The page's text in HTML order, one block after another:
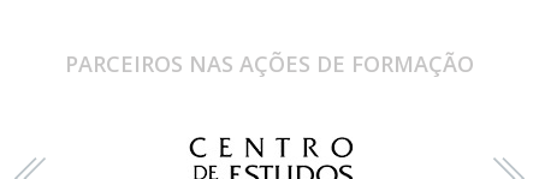
PARCEIROS NAS AÇÕES DE FORMAÇÃO